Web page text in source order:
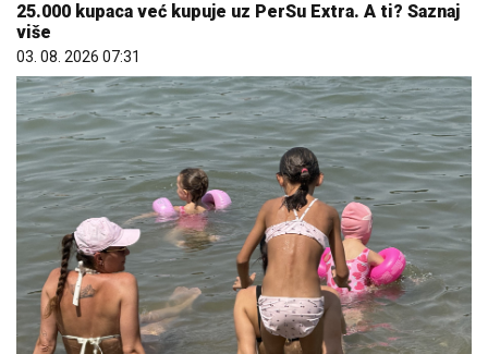
25.000 kupaca već kupuje uz PerSu Extra. A ti? Saznaj
više
03. 08. 2026 07:31